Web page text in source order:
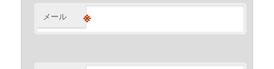
メール ※